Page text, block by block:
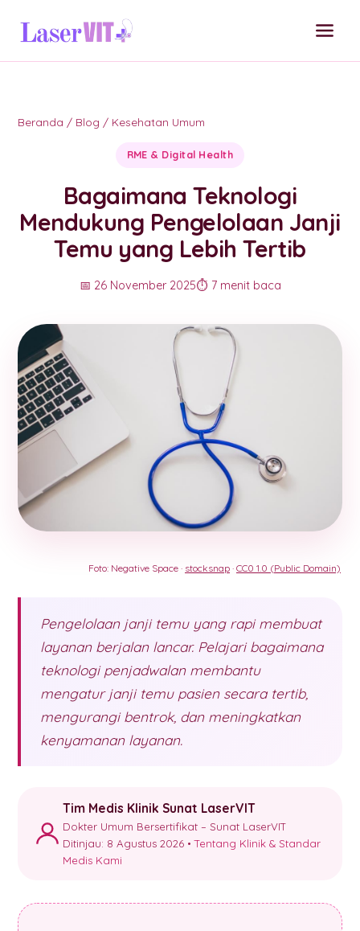
Beranda / Blog / Kesehatan Umum
RME & Digital Health
Bagaimana Teknologi
Mendukung Pengelolaan Janji
Temu yang Lebih Tertib
📅 26 November 2025⏱️ 7 menit baca
Foto: Negative Space · stocksnap · CC0 1.0 (Public Domain)
Pengelolaan janji temu yang rapi membuat
layanan berjalan lancar. Pelajari bagaimana
teknologi penjadwalan membantu
mengatur janji temu pasien secara tertib,
mengurangi bentrok, dan meningkatkan
kenyamanan layanan.
Tim Medis Klinik Sunat LaserVIT
Dokter Umum Bersertifikat – Sunat LaserVIT
Ditinjau: 8 Agustus 2026 •Tentang Klinik & Standar
Medis Kami